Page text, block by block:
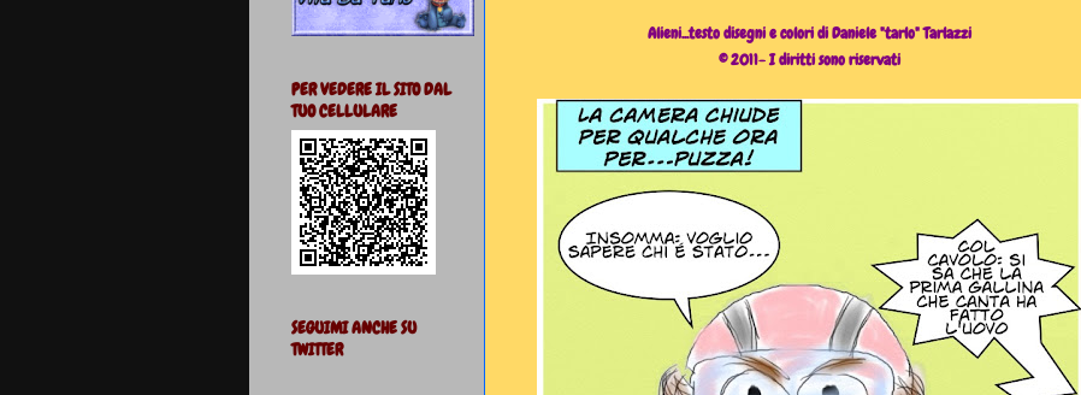
Alieni...testo disegni e colori di Daniele "tarlo" Tarlazzi
© 2011- I diritti sono riservati
PER VEDERE IL SITO DAL
TUO CELLULARE
SEGUIMI ANCHE SU
TWITTER